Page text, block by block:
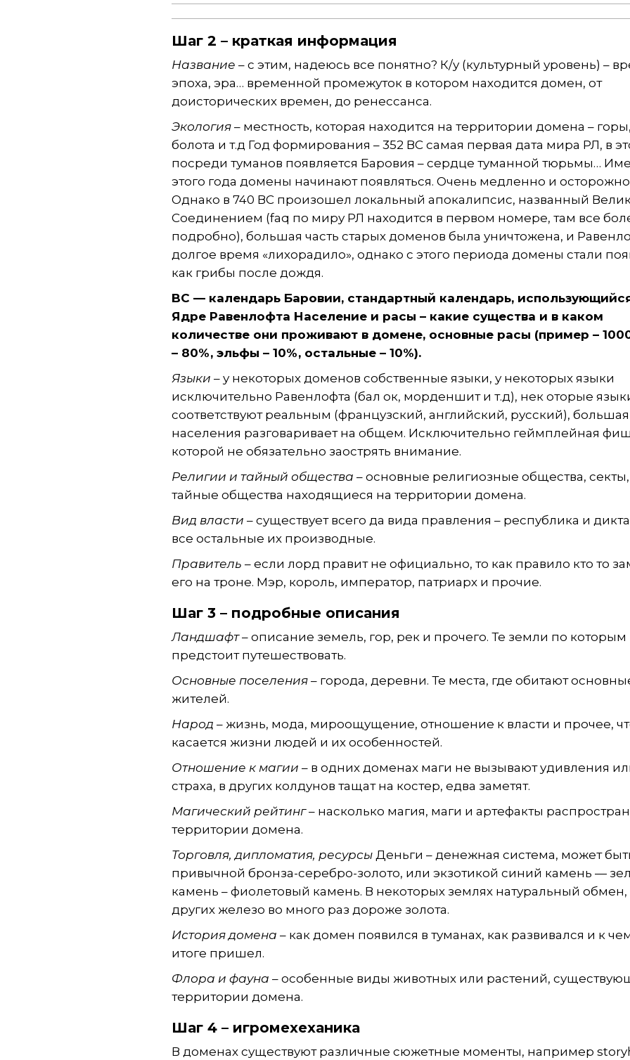
Шаг 2 – краткая информация
Название – с этим, надеюсь все понятно? К/у (культурный уровень) –
эпоха, эра… временной промежуток в котором находится домен, от
доисторических времен, до ренессанса.
Экология– местность, которая находится на территории домена –
болота и т.д Год формирования – 352 ВС самая первая дата мира РЛ, в
посреди туманов появляется Баровия – сердце туманной тюрьмы…
этого года домены начинают появляться. Очень медленно и
Однако в 740 ВС произошел локальный апокалипсис, названный
Соединением (faq по миру РЛ находится в первом номере, там все
подробно), большая часть старых доменов была уничтожена, и
долгое время «лихорадило», однако с этого периода домены стали
как грибы после дождя.
BC — календарь Баровии, стандартный календарь,
Ядре Равенлофта Население и расы – какие существа и в каком
количестве они проживают в домене, основные расы (пример –
– 80%, эльфы – 10%, остальные – 10%).
Языки – у некоторых доменов собственные языки, у некоторых языки
исключительно Равенлофта (бал ок, морденшит и т.д), нек оторые
соответствуют реальным (французский, английский, русский), большая
населения разговаривает на общем. Исключительно геймплейная
которой не обязательно заострять внимание.
Религии и тайный общества – основные религиозные общества, секты,
тайные общества находящиеся на территории домена.
Вид власти – существует всего да вида правления – республика и
все остальные их производные.
Правитель – если лорд правит не официально, то как правило кто то
его на троне. Мэр, король, император, патриарх и прочие.
Шаг 3 – подробные описания
Ландшафт– описание земель, гор, рек и прочего. Те земли по которым
предстоит путешествовать.
Основные поселения– города, деревни. Те места, где обитают
жителей.
Народ – жизнь, мода, мироощущение, отношение к власти и прочее,
касается жизни людей и их особенностей.
Отношение к магии – в одних доменах маги не вызывают удивления
страха, в других колдунов тащат на костер, едва заметят.
Магический рейтинг– насколько магия, маги и артефакты
территории домена.
Торговля, дипломатия, ресурсыДеньги – денежная система, может
привычной бронза-серебро-золото, или экзотикой синий камень —
камень – фиолетовый камень. В некоторых землях натуральный обмен,
других железо во много раз дороже золота.
История домена – как домен появился в туманах, как развивался и к
итоге пришел.
Флора и фауна – особенные виды животных или растений,
территории домена.
Шаг 4 – игромехеханика
В доменах существуют различные сюжетные моменты, например